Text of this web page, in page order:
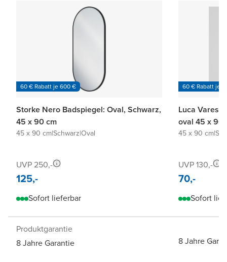
60 € Rabatt je 600 €
Storke Nero Badspiegel: Oval, Schwarz,
45 x 90 cm
45 x 90 cm|Schwarz|Oval
UVP 250,-
125,-
Sofort lieferbar
60 € Rabatt je
Luca Varess
oval 45 x 90
45 x 90 cm|
UVP 130,-
70,-
Sofort
Produktgarantie
8 Jahre Garantie
8 Jahre